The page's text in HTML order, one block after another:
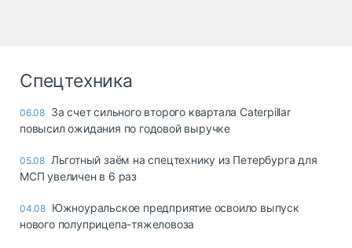
Спецтехника
06.08 За счет сильного второго квартала Caterpillar
повысил ожидания по годовой выручке
05.08 Льготный заём на спецтехнику из Петербурга для
МСП увеличен в 6 раз
04.08 Южноуральское предприятие освоило выпуск
нового полуприцепа-тяжеловоза